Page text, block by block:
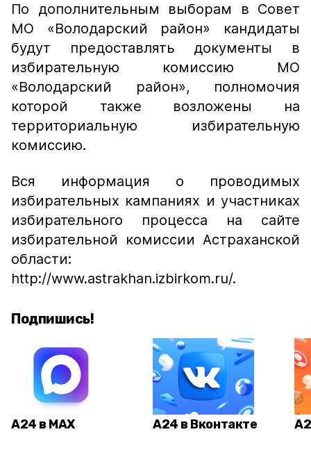
По дополнительным выборам в Совет
МО «Володарский район» кандидаты
будут предоставлять документы в
избирательную комиссию МО
«Володарский район», полномочия
которой также возложены на
территориальную избирательную
комиссию.
Вся информация о проводимых
избирательных кампаниях и участниках
избирательного процесса на сайте
избирательной комиссии Астраханской
области:
http://www.astrakhan.izbirkom.ru/.
Подпишись!
А24 в MAX А24 в Вконтакте